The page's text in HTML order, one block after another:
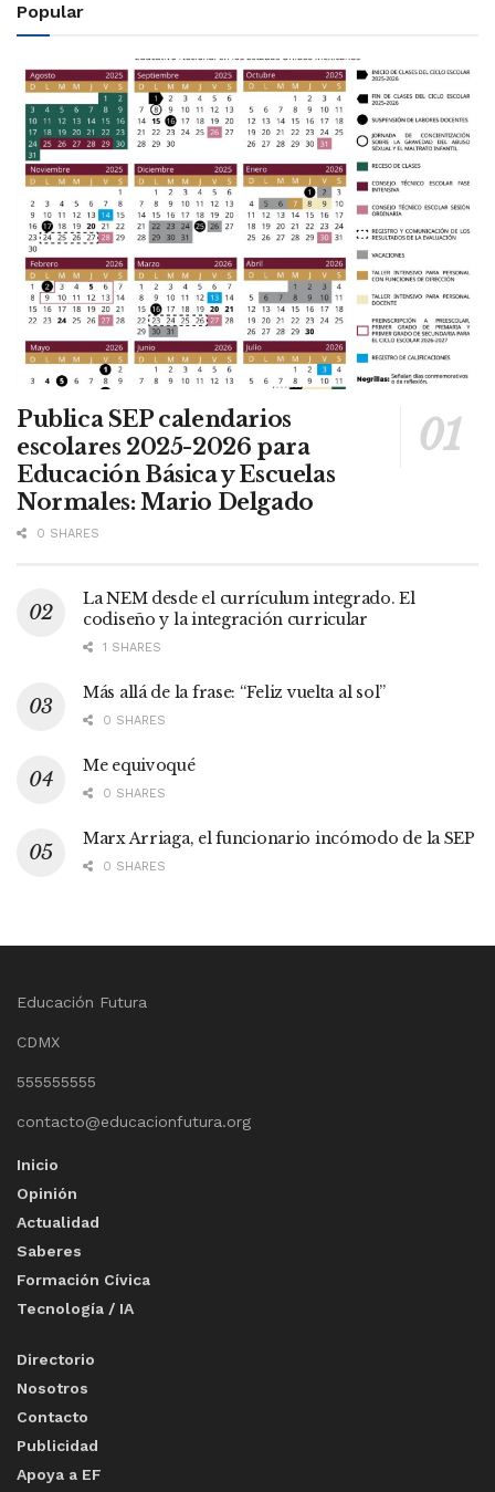
Popular
Publica SEP calendarios
escolares 2025-2026 para
Educación Básica y Escuelas
Normales: Mario Delgado
0 SHARES
La NEM desde el currículum integrado. El
codiseño y la integración curricular
1 SHARES
Más allá de la frase: “Feliz vuelta al sol”
0 SHARES
Me equivoqué
0 SHARES
Marx Arriaga, el funcionario incómodo de la SEP
0 SHARES
Educación Futura
CDMX
555555555
contacto@educacionfutura.org
Inicio
Opinión
Actualidad
Saberes
Formación Cívica
Tecnología / IA
Directorio
Nosotros
Contacto
Publicidad
Apoya a EF